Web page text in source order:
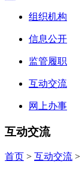
组织机构
信息公开
监管履职
互动交流
网上办事
互动交流
首页 > 互动交流 >